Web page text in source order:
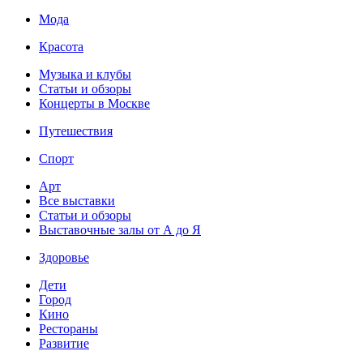
Мода
Красота
Музыка и клубы
Статьи и обзоры
Концерты в Москве
Путешествия
Спорт
Арт
Все выставки
Статьи и обзоры
Выставочные залы от А до Я
Здоровье
Дети
Город
Кино
Рестораны
Развитие